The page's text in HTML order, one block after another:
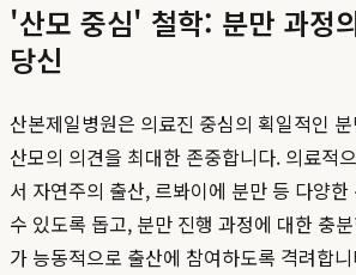
'산모 중심' 철학: 분만 과정
당신
산본제일병원은 의료진 중심의 획일적인
산모의 의견을 최대한 존중합니다. 의료적
서 자연주의 출산, 르봐이에 분만 등 다양
수 있도록 돕고, 분만 진행 과정에 대한 충
가 능동적으로 출산에 참여하도록 격려합